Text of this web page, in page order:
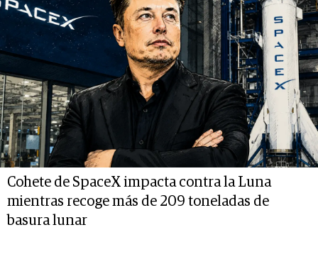
Cohete de SpaceX impacta contra la Luna
mientras recoge más de 209 toneladas de
basura lunar